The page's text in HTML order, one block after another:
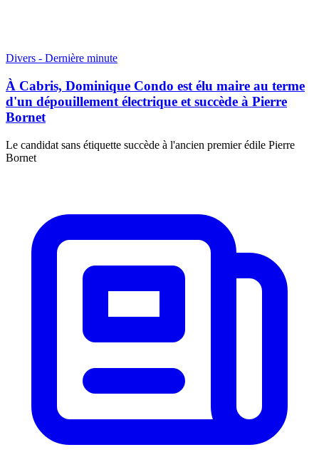
Divers - Dernière minute
À Cabris, Dominique Condo est élu maire au terme
d'un dépouillement électrique et succède à Pierre
Bornet
Le candidat sans étiquette succède à l'ancien premier édile Pierre
Bornet